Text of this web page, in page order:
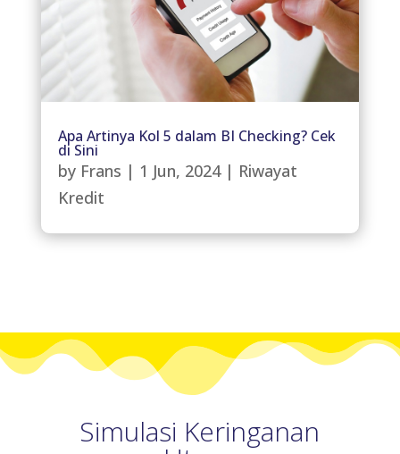
Apa Artinya Kol 5 dalam BI Checking? Cek
di Sini
by Frans | 1 Jun, 2024| Riwayat
Kredit
Simulasi Keringanan